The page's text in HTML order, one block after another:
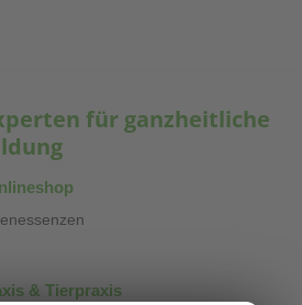
für ganzheitliche
& Tierpraxis